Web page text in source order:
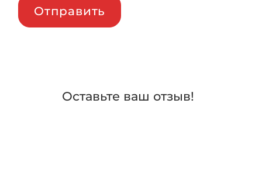
Отправить
Оставьте ваш отзыв!